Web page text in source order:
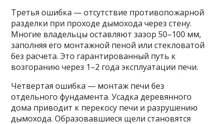
Третья ошибка — отсутствие противопожарной
разделки при проходе дымохода через стену.
Многие владельцы оставляют зазор 50–100 мм,
заполняя его монтажной пеной или стекловатой
без расчета. Это гарантированный путь к
возгоранию через 1–2 года эксплуатации печи.
Четвертая ошибка — монтаж печи без
отдельного фундамента. Усадка деревянного
дома приводит к перекосу печи и разрушению
дымохода. Образовавшиеся щели становятся